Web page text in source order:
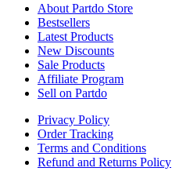
About Partdo Store
Bestsellers
Latest Products
New Discounts
Sale Products
Affiliate Program
Sell on Partdo
Privacy Policy
Order Tracking
Terms and Conditions
Refund and Returns Policy